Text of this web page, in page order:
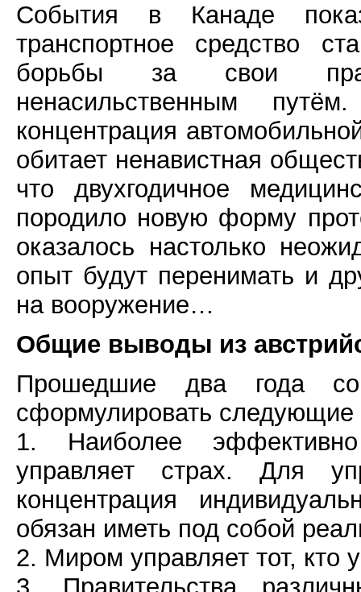
События в Канаде
транспортное средство
борьбы за свои
ненасильственным
концентрация
обитает ненавистная
что двухгодичное
породило новую форму
оказалось настолько
опыт будут перенимать и
на вооружение…
Общие выводы из
Прошедшие два года
сформулировать
1. Наиболее
управляет страх. Для
концентрация
обязан иметь под собой
2. Миром управляет тот, кто